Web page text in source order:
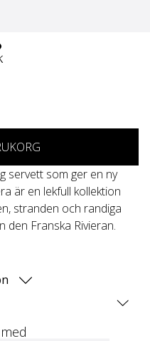
servett som ger en ny
är en lekfull kollektion
stranden och randiga
den Franska Rivieran.